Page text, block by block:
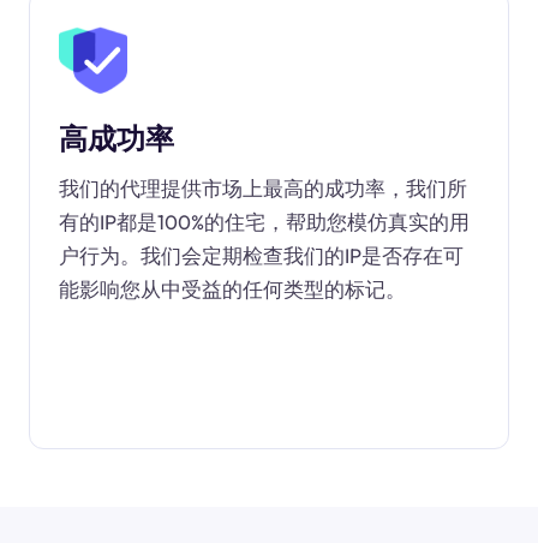
高成功率
我们的代理提供市场上最高的成功率，我们所
有的IP都是100%的住宅，帮助您模仿真实的用
户行为。我们会定期检查我们的IP是否存在可
能影响您从中受益的任何类型的标记。